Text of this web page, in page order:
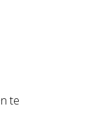
te